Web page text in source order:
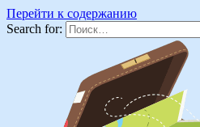
Перейти к содержанию
Search for: